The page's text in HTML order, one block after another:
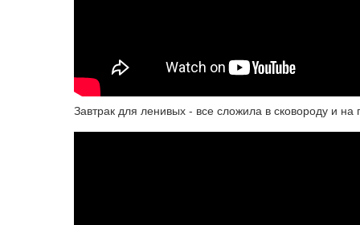
Завтрак для ленивых - все сложила в сковороду и